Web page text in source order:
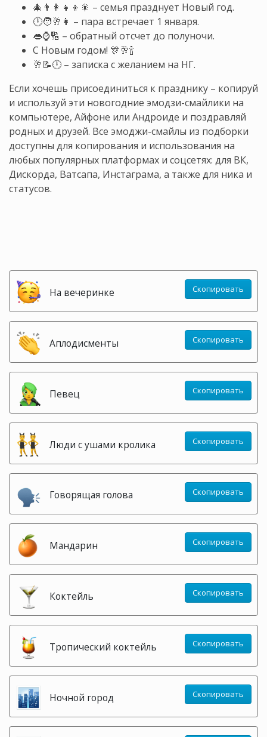
🎄👨‍👩‍👧‍👦🎇 – семья празднует Новый год.
🕛🧑🥂👩 – пара встречает 1 января.
👄⌚🔢 – обратный отсчет до полуночи.
С Новым годом! 🎊🥂🍾
🥂📝🕛 – записка с желанием на НГ.
Если хочешь присоединиться к празднику – копируй
и используй эти новогодние эмодзи-смайлики на
компьютере, Айфоне или Андроиде и поздравляй
родных и друзей. Все эмоджи-смайлы из подборки
доступны для копирования и использования на
любых популярных платформах и соцсетях: для ВК,
Дискорда, Ватсапа, Инстаграма, а также для ника и
статусов.
На вечеринке Скопировать
Аплодисменты Скопировать
Певец Скопировать
Люди с ушами кролика Скопировать
Говорящая голова Скопировать
Мандарин Скопировать
Коктейль Скопировать
Тропический коктейль Скопировать
Ночной город Скопировать